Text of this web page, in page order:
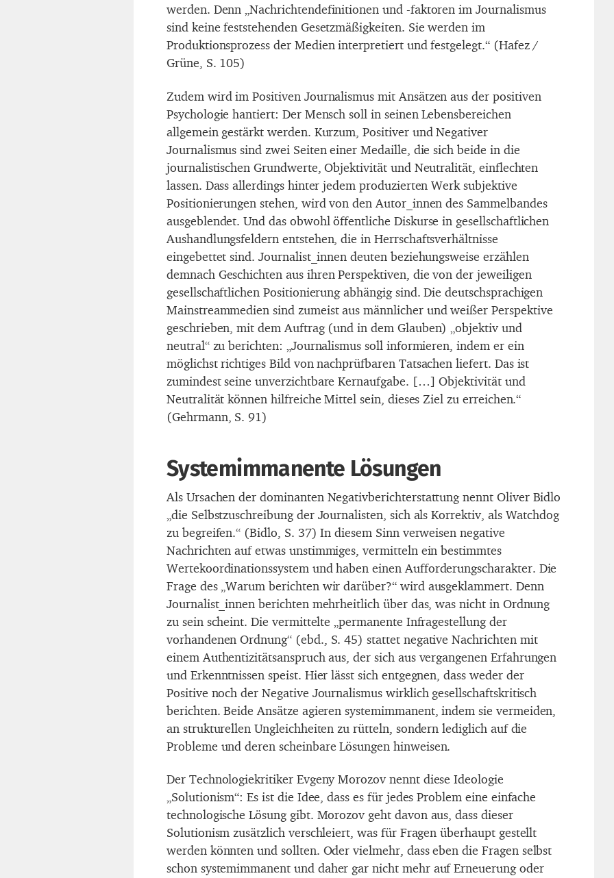
werden. Denn „Nachrichtendefinitionen und -faktoren im Journalismus
sind keine feststehenden Gesetzmäßigkeiten. Sie werden im
Produktionsprozess der Medien interpretiert und festgelegt.“ (Hafez /
Grüne, S. 105)
Zudem wird im Positiven Journalismus mit Ansätzen aus der positiven
Psychologie hantiert: Der Mensch soll in seinen Lebensbereichen
allgemein gestärkt werden. Kurzum, Positiver und Negativer
Journalismus sind zwei Seiten einer Medaille, die sich beide in die
journalistischen Grundwerte, Objektivität und Neutralität, einflechten
lassen. Dass allerdings hinter jedem produzierten Werk subjektive
Positionierungen stehen, wird von den Autor_innen des Sammelbandes
ausgeblendet. Und das obwohl öffentliche Diskurse in gesellschaftlichen
Aushandlungsfeldern entstehen, die in Herrschaftsverhältnisse
eingebettet sind. Journalist_innen deuten beziehungsweise erzählen
demnach Geschichten aus ihren Perspektiven, die von der jeweiligen
gesellschaftlichen Positionierung abhängig sind. Die deutschsprachigen
Mainstreammedien sind zumeist aus männlicher und weißer Perspektive
geschrieben, mit dem Auftrag (und in dem Glauben) „objektiv und
neutral“ zu berichten: „Journalismus soll informieren, indem er ein
möglichst richtiges Bild von nachprüfbaren Tatsachen liefert. Das ist
zumindest seine unverzichtbare Kernaufgabe. […] Objektivität und
Neutralität können hilfreiche Mittel sein, dieses Ziel zu erreichen.“
(Gehrmann, S. 91)
Systemimmanente Lösungen
Als Ursachen der dominanten Negativberichterstattung nennt Oliver Bidlo
„die Selbstzuschreibung der Journalisten, sich als Korrektiv, als Watchdog
zu begreifen.“ (Bidlo, S. 37) In diesem Sinn verweisen negative
Nachrichten auf etwas unstimmiges, vermitteln ein bestimmtes
Wertekoordinationssystem und haben einen Aufforderungscharakter. Die
Frage des „Warum berichten wir darüber?“ wird ausgeklammert. Denn
Journalist_innen berichten mehrheitlich über das, was nicht in Ordnung
zu sein scheint. Die vermittelte „permanente Infragestellung der
vorhandenen Ordnung“ (ebd., S. 45) stattet negative Nachrichten mit
einem Authentizitätsanspruch aus, der sich aus vergangenen Erfahrungen
und Erkenntnissen speist. Hier lässt sich entgegnen, dass weder der
Positive noch der Negative Journalismus wirklich gesellschaftskritisch
berichten. Beide Ansätze agieren systemimmanent, indem sie vermeiden,
an strukturellen Ungleichheiten zu rütteln, sondern lediglich auf die
Probleme und deren scheinbare Lösungen hinweisen.
Der Technologiekritiker Evgeny Morozov nennt diese Ideologie
„Solutionism“: Es ist die Idee, dass es für jedes Problem eine einfache
technologische Lösung gibt. Morozov geht davon aus, dass dieser
Solutionism zusätzlich verschleiert, was für Fragen überhaupt gestellt
werden könnten und sollten. Oder vielmehr, dass eben die Fragen selbst
schon systemimmanent und daher gar nicht mehr auf Erneuerung oder